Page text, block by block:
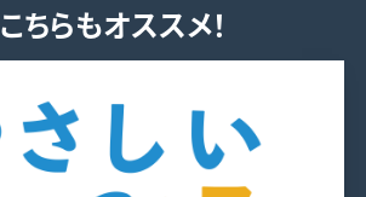
こちらもオススメ！